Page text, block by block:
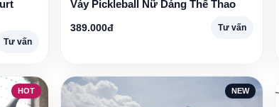
Tư vấn
Váy Pickleball Nữ Dáng Thể Thao
389.000đ Tư vấn
HOT NEW